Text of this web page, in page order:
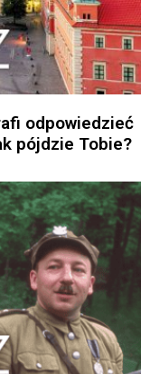
odpowiedzieć
pójdzie Tobie?